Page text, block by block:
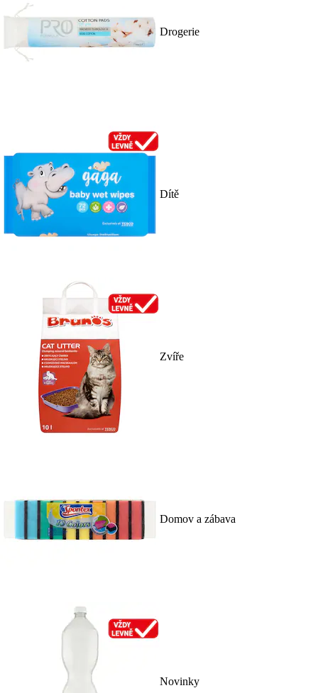
Drogerie
Dítě
Zvíře
Domov a zábava
Novinky